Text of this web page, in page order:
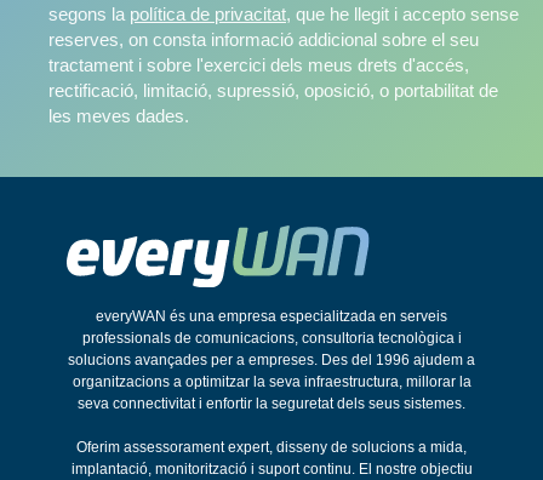
segons la política de privacitat, que he llegit i accepto sense
reserves, on consta informació addicional sobre el seu
tractament i sobre l'exercici dels meus drets d'accés,
rectificació, limitació, supressió, oposició, o portabilitat de
les meves dades.
everyWAN és una empresa especialitzada en serveis
professionals de comunicacions, consultoria tecnològica i
solucions avançades per a empreses. Des del 1996 ajudem a
organitzacions a optimitzar la seva infraestructura, millorar la
seva connectivitat i enfortir la seguretat dels seus sistemes.
Oferim assessorament expert, disseny de solucions a mida,
implantació, monitorització i suport continu. El nostre objectiu